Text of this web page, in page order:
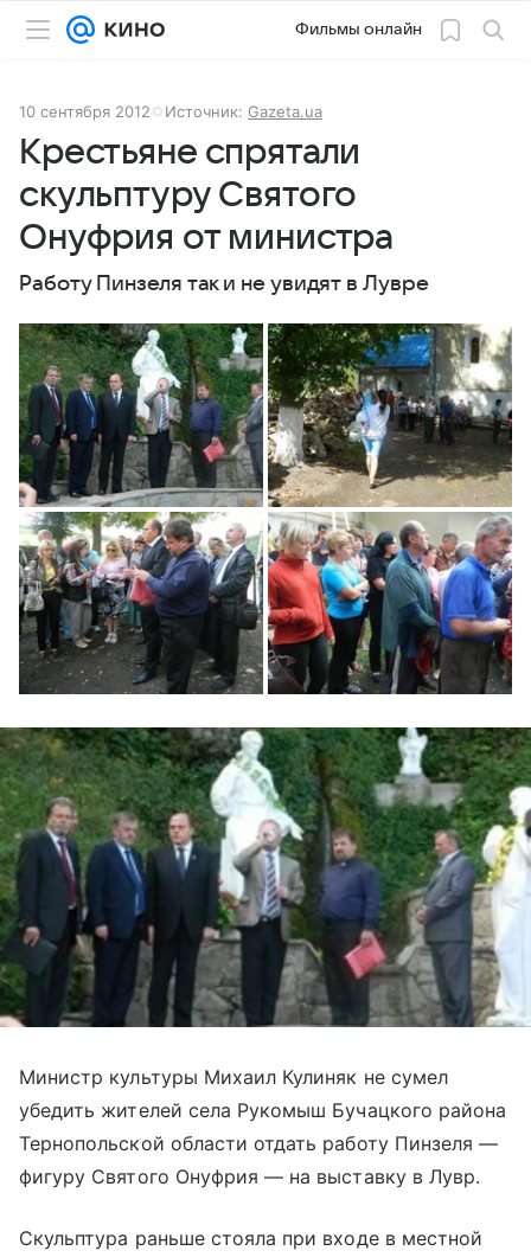
Фильмы онлайн
10 сентября 2012 Источник: Gazeta.ua
Крестьяне спрятали
скульптуру Святого
Онуфрия от министра
Работу Пинзеля так и не увидят в Лувре
Министр культуры Михаил Кулиняк не сумел
убедить жителей села Рукомыш Бучацкого района
Тернопольской области отдать работу Пинзеля —
фигуру Святого Онуфрия — на выставку в Лувр.
Скульптура раньше стояла при входе в местной